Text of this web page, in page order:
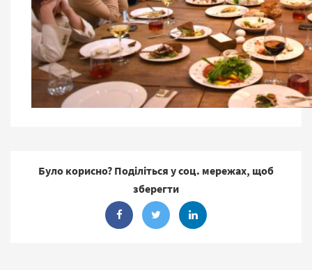
Було корисно? Поділіться у соц. мережах, щоб
зберегти